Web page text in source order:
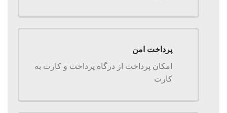
پرداخت امن
امکان پرداخت از درگاه پرداخت و کارت به
کارت